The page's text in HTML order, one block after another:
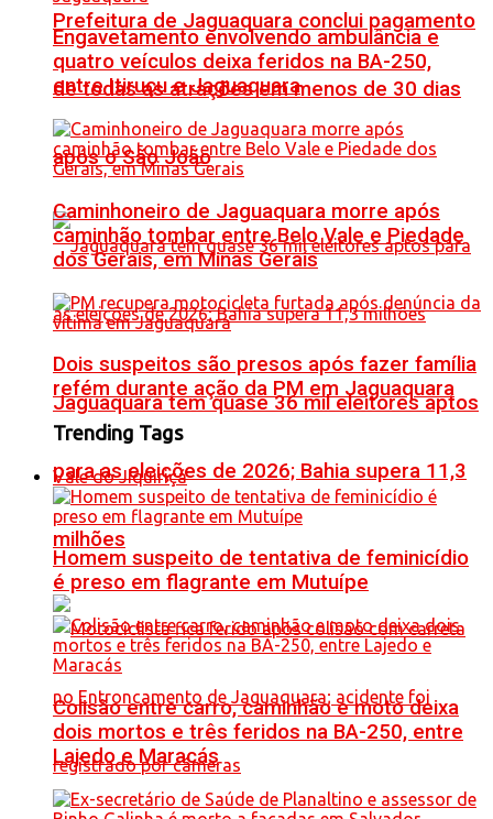
Prefeitura de Jaguaquara conclui pagamento
de todas as atrações em menos de 30 dias
após o São João
Jaguaquara tem quase 36 mil eleitores aptos
para as eleições de 2026; Bahia supera 11,3
milhões
Engavetamento envolvendo ambulância e
quatro veículos deixa feridos na BA-250,
entre Itiruçu e Jaguaquara
Caminhoneiro de Jaguaquara morre após
caminhão tombar entre Belo Vale e Piedade
dos Gerais, em Minas Gerais
Dois suspeitos são presos após fazer família
refém durante ação da PM em Jaguaquara
Trending Tags
Vale do Jiquiriçá
Homem suspeito de tentativa de feminicídio
é preso em flagrante em Mutuípe
Colisão entre carro, caminhão e moto deixa
dois mortos e três feridos na BA-250, entre
Lajedo e Maracás